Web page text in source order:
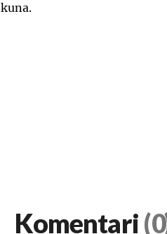
kuna.
Komentari